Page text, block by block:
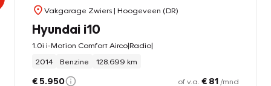
Vakgarage Zwiers| Hoogeveen (DR)
Hyundai i10
1.0i i-Motion Comfort Airco|Radio|
2014
Benzine 128.699 km
€ 5.950 of v.a. € 81 /mnd